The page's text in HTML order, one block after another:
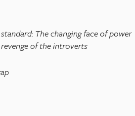
The changing face of power
of the introverts